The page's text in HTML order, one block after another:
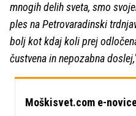
mnogih delih sveta, smo
ples na Petrovaradinski
bolj kot kdaj koli prej
čustvena in nepozabna
Moškisvet.com e-